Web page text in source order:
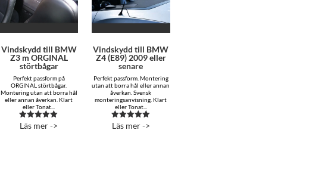
Vindskydd till BMW
Z3 m ORGINAL
störtbågar
Perfekt passform på
ORGINAL störtbågar.
Montering utan att borra hål
eller annan åverkan. Klart
eller Tonat...
Betygsatt
Läs mer ->
Vindskydd till BMW
Z4 (E89) 2009 eller
senare
Perfekt passform. Montering
utan att borra hål eller annan
åverkan. Svensk
monteringsanvisning. Klart
eller Tonat...
Betygsatt
Läs mer ->